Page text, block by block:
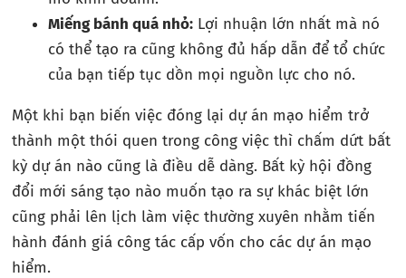
Miếng bánh quá nhỏ: Lợi nhuận lớn nhất mà nó
có thể tạo ra cũng không đủ hấp dẫn để tổ chức
của bạn tiếp tục dồn mọi nguồn lực cho nó.
Một khi bạn biến việc đóng lại dự án mạo hiểm trở
thành một thói quen trong công việc thì chấm dứt bất
kỳ dự án nào cũng là điều dễ dàng. Bất kỳ hội đồng
đổi mới sáng tạo nào muốn tạo ra sự khác biệt lớn
cũng phải lên lịch làm việc thường xuyên nhằm tiến
hành đánh giá công tác cấp vốn cho các dự án mạo
hiểm.